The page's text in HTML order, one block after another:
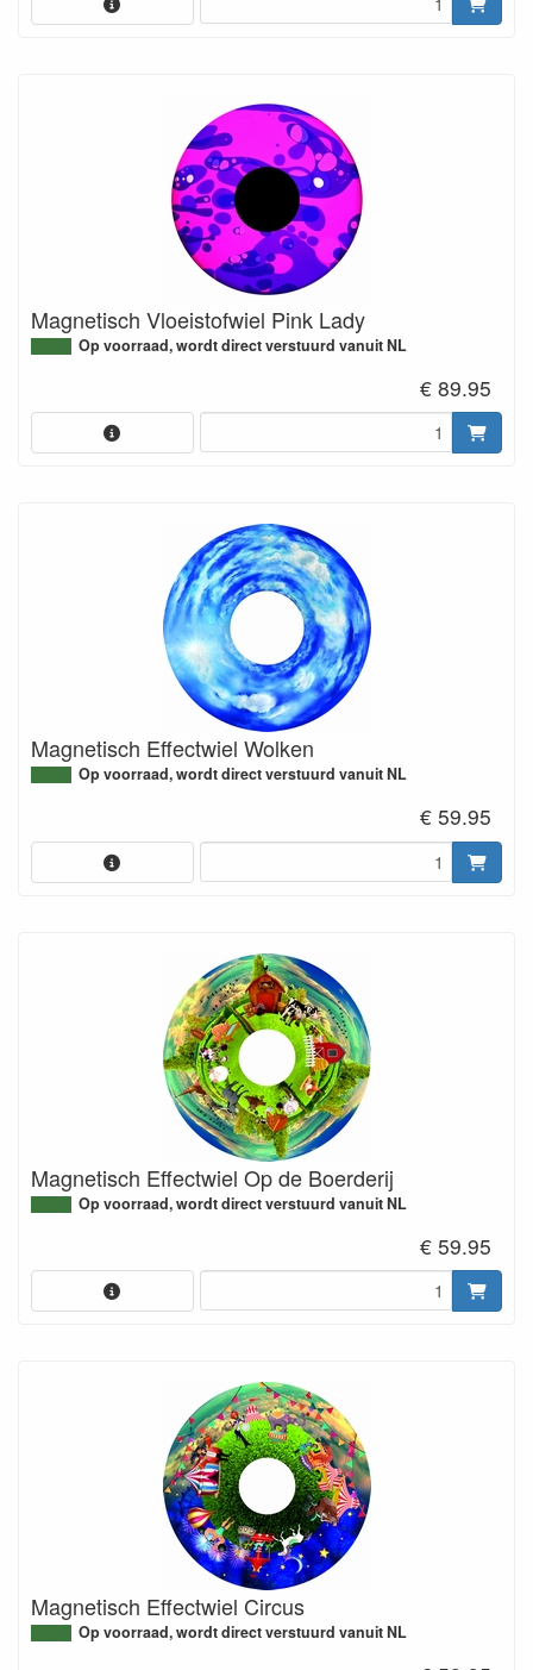
Magnetisch Vloeistofwiel Pink Lady
Op voorraad, wordt direct verstuurd vanuit NL
€ 89.95
Magnetisch Effectwiel Wolken
Op voorraad, wordt direct verstuurd vanuit NL
€ 59.95
Magnetisch Effectwiel Op de Boerderij
Op voorraad, wordt direct verstuurd vanuit NL
€ 59.95
Magnetisch Effectwiel Circus
Op voorraad, wordt direct verstuurd vanuit NL